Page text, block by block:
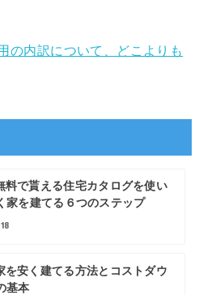
の内訳について、どこよりも
料で貰える住宅カタログを使い
家を建てる６つのステップ
を安く建てる方法とコストダウ
基本